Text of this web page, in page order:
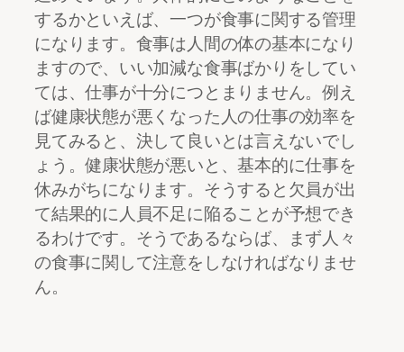
するかといえば、一つが食事に関する管理
になります。食事は人間の体の基本になり
ますので、いい加減な食事ばかりをしてい
ては、仕事が十分につとまりません。例え
ば健康状態が悪くなった人の仕事の効率を
見てみると、決して良いとは言えないでし
ょう。健康状態が悪いと、基本的に仕事を
休みがちになります。そうすると欠員が出
て結果的に人員不足に陥ることが予想でき
るわけです。そうであるならば、まず人々
の食事に関して注意をしなければなりませ
ん。